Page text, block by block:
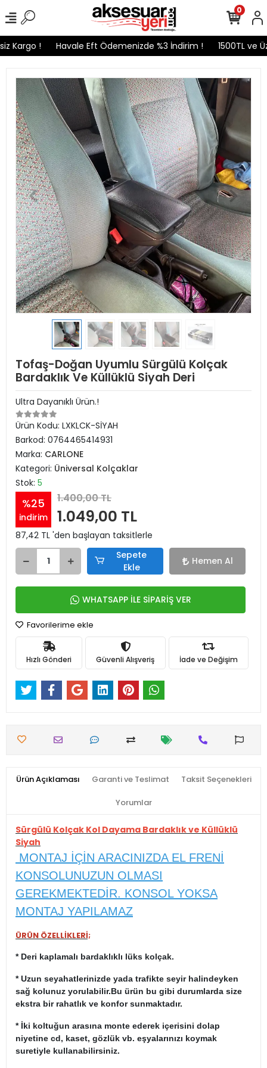
Kargo ! Havale Eft Ödemenizde %3 İndirim ! 1500TL ve
0
Tofaş-Doğan Uyumlu Sürgülü Kolçak
Bardaklık Ve Küllüklü Siyah Deri
Ultra Dayanıklı Ürün.!
Ürün Kodu: LXKLCK-SİYAH
Barkod: 0764465414931
Marka: CARLONE
Kategori: Üniversal Kolçaklar
Stok: 5
%25
indirim
1.400,00 TL
1.049,00 TL
87,42 TL 'den başlayan taksitlerle
Sepete
Ekle
Hemen Al
WHATSAPP İLE SİPARİŞ VER
Favorilerime ekle
Hızlı Gönderi Güvenli Alışveriş İade ve Değişim
Ürün Açıklaması Garanti ve Teslimat Taksit Seçenekleri
Yorumlar
Sürgülü Kolçak Kol Dayama Bardaklık ve Küllüklü
Siyah
MONTAJ İÇİN ARACINIZDA EL FRENİ
KONSOLUNUZUN OLMASI
GEREKMEKTEDİR. KONSOL YOKSA
MONTAJ YAPILAMAZ
ÜRÜN ÖZELLİKLERİ;
* Deri kaplamalı bardaklıklı lüks kolçak.
* Uzun seyahatlerinizde yada trafikte seyir halindeyken
sağ kolunuz yorulabilir.Bu ürün bu gibi durumlarda size
ekstra bir rahatlık ve konfor sunmaktadır.
* İki koltuğun arasına monte ederek içerisini dolap
niyetine cd, kaset, gözlük vb. eşyalarınızı koymak
suretiyle kullanabilirsiniz.